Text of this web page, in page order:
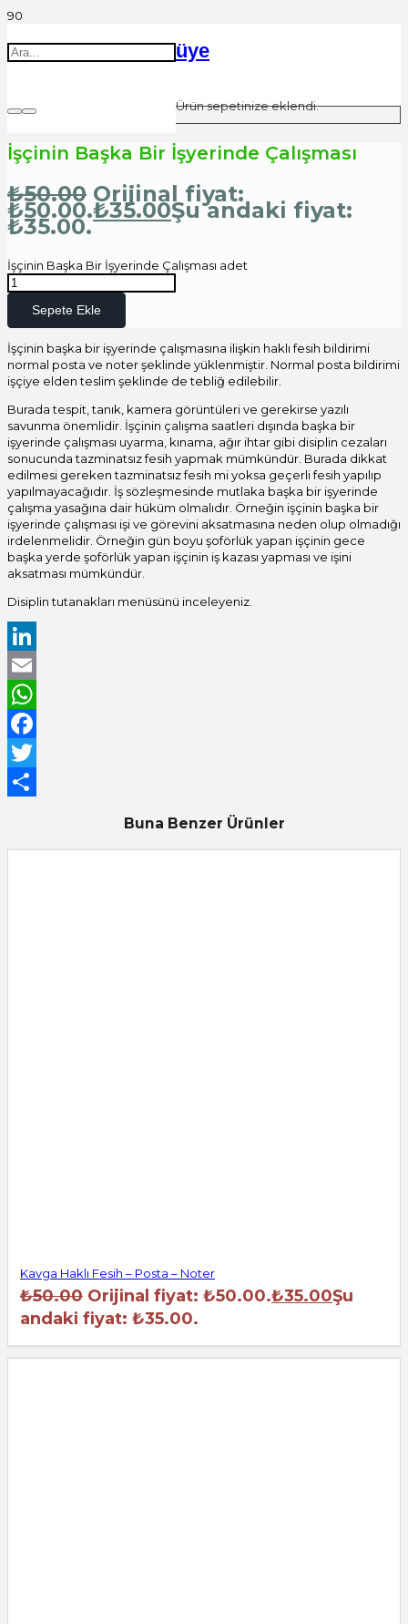
üye
Ürünsepetinize eklendi.
İşçinin Başka Bir İşyerinde Çalışması
₺50.00 Orijinal fiyat:
₺50.00.₺35.00Şu andaki fiyat:
₺35.00.
İşçinin Başka Bir İşyerinde Çalışması adet
Sepete Ekle
İşçinin başka bir işyerinde çalışmasına ilişkin haklı fesih bildirimi
normal posta ve noter şeklinde yüklenmiştir. Normal posta bildirimi
işçiye elden teslim şeklinde de tebliğ edilebilir.
Burada tespit, tanık, kamera görüntüleri ve gerekirse yazılı
savunma önemlidir. İşçinin çalışma saatleri dışında başka bir
işyerinde çalışması uyarma, kınama, ağır ihtar gibi disiplin cezaları
sonucunda tazminatsız fesih yapmak mümkündür. Burada dikkat
edilmesi gereken tazminatsız fesih mi yoksa geçerli fesih yapılıp
yapılmayacağıdır. İş sözleşmesinde mutlaka başka bir işyerinde
çalışma yasağına dair hüküm olmalıdır. Örneğin işçinin başka bir
işyerinde çalışması işi ve görevini aksatmasına neden olup olmadığı
irdelenmelidir. Örneğin gün boyu şoförlük yapan işçinin gece
başka yerde şoförlük yapan işçinin iş kazası yapması ve işini
aksatması mümkündür.
Disiplin tutanakları menüsünü inceleyeniz.
LinkedIn
Email
WhatsApp
Facebook
Twitter
Buna Benzer Ürünler
Kavga Haklı Fesih – Posta – Noter
₺50.00 Orijinal fiyat: ₺50.00.₺35.00Şu
andaki fiyat: ₺35.00.